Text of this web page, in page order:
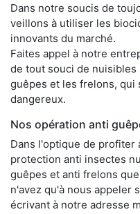
Dans notre soucis de
veillons à utiliser les
innovants du marché.
Faites appel à notre
de tout souci de
guêpes et les frelons, qui
dangereux.
Nos opération anti
Dans l'optique de profiter
protection anti insectes
guêpes et anti frelons
n'avez qu'à nous appeler
écrivant à notre adresse